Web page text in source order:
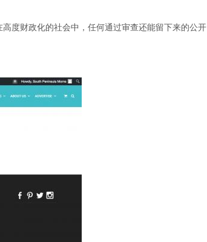
度财政化的社会中，任何通过审查还能留下来的公开